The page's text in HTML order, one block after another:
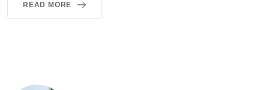
READ MORE